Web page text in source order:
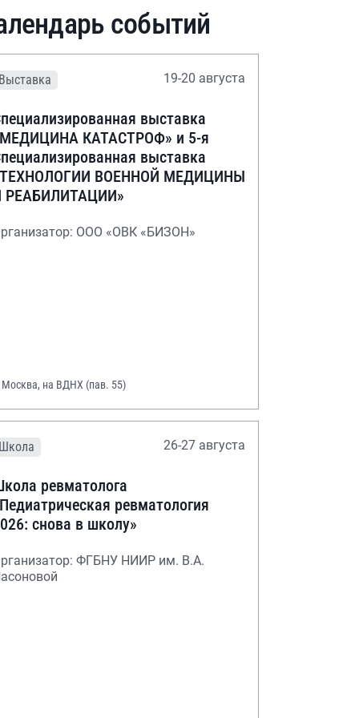
событий
Выставка 19-20 августа
выставка
КАТАСТРОФ» и 5-я
выставка
ВОЕННОЙ МЕДИЦИНЫ
РЕАБИЛИТАЦИИ»
ООО «ОВК «БИЗОН»
Москва, на ВДНХ (пав. 55)
Школа 26-27 августа
ревматолога
ревматология
снова в школу»
ФГБНУ НИИР им. В.А.